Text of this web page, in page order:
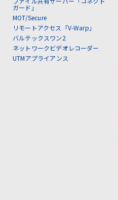
ガード」
MOT/Secure
リモートアクセス「V-Warp」
バルテックスワン2
ネットワークビデオレコーダー
UTMアプライアンス